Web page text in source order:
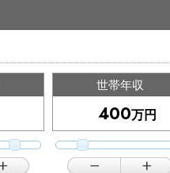
世帯年収
万円